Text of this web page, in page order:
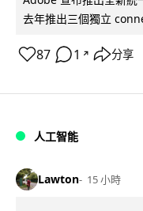
去年推出三個獨立
87 1 ↗ 分享
人工智能
Lawton 15 小時